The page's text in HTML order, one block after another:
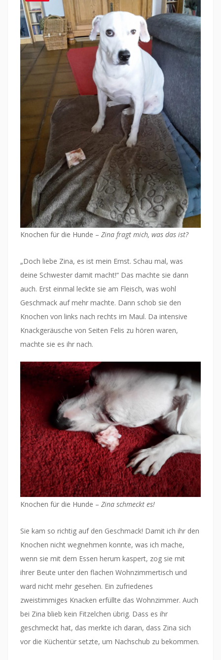
Knochen für die Hunde – Zina fragt mich, was das ist?
„Doch liebe Zina, es ist mein Ernst. Schau mal, was
deine Schwester damit macht!“ Das machte sie dann
auch. Erst einmal leckte sie am Fleisch, was wohl
Geschmack auf mehr machte. Dann schob sie den
Knochen von links nach rechts im Maul. Da intensive
Knackgeräusche von Seiten Felis zu hören waren,
machte sie es ihr nach.
Knochen für die Hunde – Zina schmeckt es!
Sie kam so richtig auf den Geschmack! Damit ich ihr den
Knochen nicht wegnehmen konnte, was ich mache,
wenn sie mit dem Essen herum kaspert, zog sie mit
ihrer Beute unter den flachen Wohnzimmertisch und
ward nicht mehr gesehen. Ein zufriedenes
zweistimmiges Knacken erfüllte das Wohnzimmer. Auch
bei Zina blieb kein Fitzelchen übrig. Dass es ihr
geschmeckt hat, das merkte ich daran, dass Zina sich
vor die Küchentür setzte, um Nachschub zu bekommen.